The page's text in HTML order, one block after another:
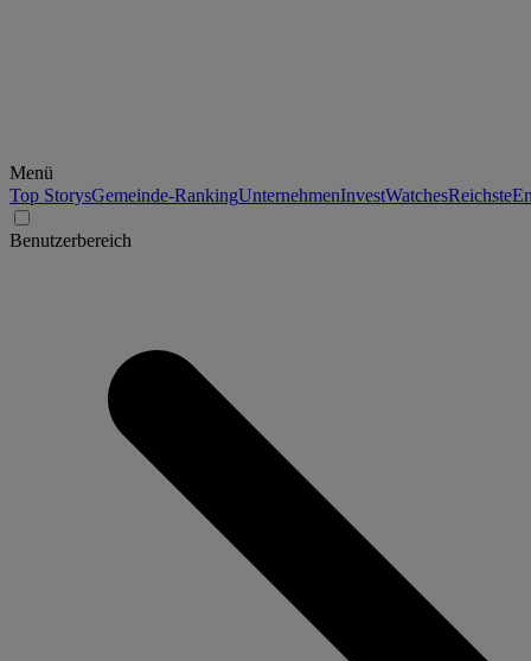
Menü
Top StorysGemeinde-RankingUnternehmenInvestWatchesReichste
Benutzerbereich